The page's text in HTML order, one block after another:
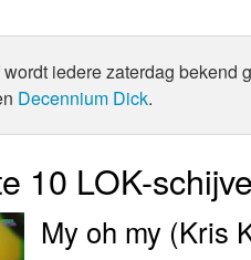
iedere zaterdag bekend
Decennium Dick.
10 LOK-
My oh my (Kris